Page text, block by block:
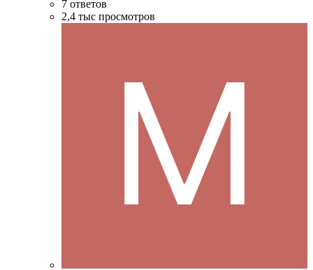
7 ответов
2,4 тыс просмотров